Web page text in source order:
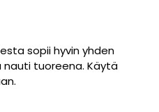
sopii hyvin yhden
nauti tuoreena. Käytä